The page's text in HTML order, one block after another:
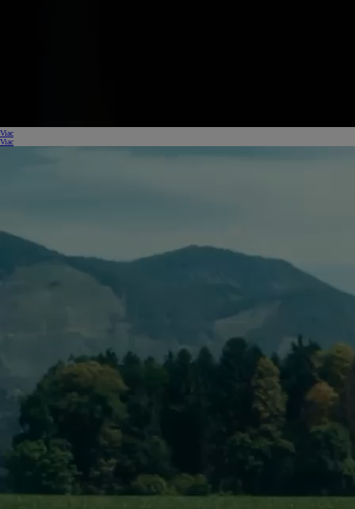
Viac
Viac